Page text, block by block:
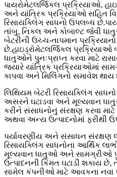
પાયરોમેટલર્જિકલ પ્રક્રિયાઓ,
અને યાંત્રિક પ્રક્રિયાઓ સહિત
રિસાયક્લિંગ સાધનો ઉપલબ્ધ
તાંબુ, નિકલ અને કોબાલ્ટ જેવી
બેટરીની ઉચ્ચ-તાપમાન
છે.હાઇડ્રોમેટલર્જિકલ
ધાતુઓને પુનઃપ્રાપ્ત કરવા માટે
જ્યારે યાંત્રિક પ્રક્રિયાઓમાં
કાપવા અને મિલિંગનો સમાવેશ થાય
લિથિયમ બેટરી રિસાયક્લિંગ
અસરને ઘટાડવા અને મૂલ્યવાન
કરીને સંસાધનોનું સંરક્ષણ કરવા
અથવા અન્ય ઉત્પાદનોમાં ફરીથી
પર્યાવરણીય અને સંસાધન સંરક્ષણ
રિસાયક્લિંગ સાધનોના આર્થિક
મૂલ્યવાન ધાતુઓ અને સામગ્રીઓ
ઉત્પાદનની કિંમત ઘટાડી શકાય છે,
સામેલ કંપનીઓ માટે આવકના નવા